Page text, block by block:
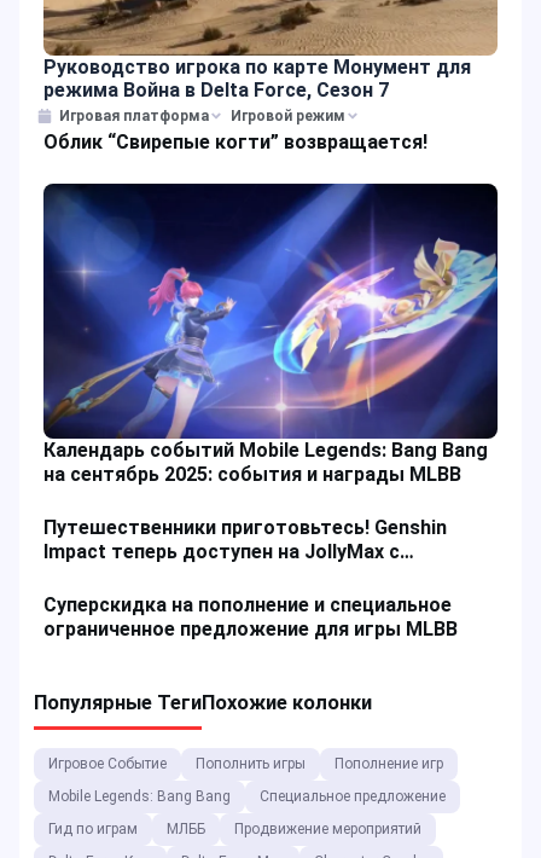
Руководство игрока по карте Монумент для
режима Война в Delta Force, Сезон 7
Игровая платформа Игровой режим
Облик “Свирепые когти” возвращается!
Календарь событий Mobile Legends: Bang Bang
на сентябрь 2025: события и награды MLBB
Путешественники приготовьтесь! Genshin
Impact теперь доступен на JollyMax с
Суперскидка на пополнение и специальное
ограниченное предложение для игры MLBB
Популярные ТегиПохожие колонки
Игровое Событие Пополнить игры
Пополнение игр
Mobile Legends: Bang Bang
Специальное предложение
Гид по играм
МЛББ
Продвижение мероприятий